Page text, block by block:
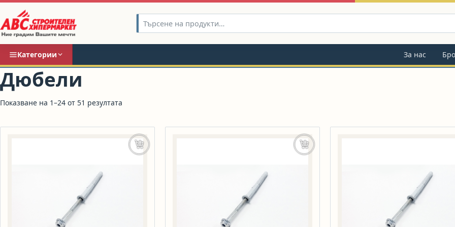
Категории За нас
Дюбели
Показване на 1–24 от 51 резултата
Добавяне в количката Добавяне в количката